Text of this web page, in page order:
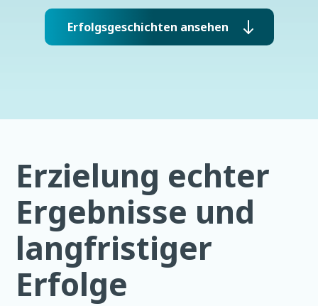
Erfolgsgeschichten ansehen
Erzielung echter
Ergebnisse und
langfristiger
Erfolge